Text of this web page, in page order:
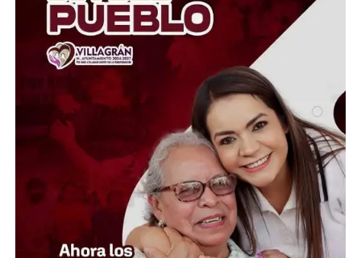
señaló que esta iniciativa busca brindar apoyo solidario y
oportuno a quienes atraviesan momentos difíciles, por
lo que convocó a la ciudadanía, al sector empresarial,
asociaciones civiles, grupos voluntarios y sociedad en
general, a sumarse a esta causa mediante la donación de
insumos esenciales.
“Hoy más que nunca es momento de demostrar que la
solidaridad no conoce fronteras. Desde Guanajuato
extendemos la mano a las familias venezolanas que
enfrentan esta emergencia, convencidos de que cada
aportación puede hacer la diferencia en la vida de
quienes más lo necesitan”, expresó.